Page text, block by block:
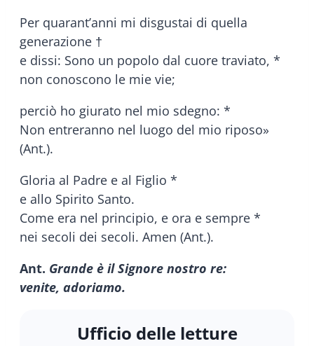
Per quarant’anni mi disgustai di quella
generazione †
e dissi: Sono un popolo dal cuore traviato, *
non conoscono le mie vie;
perciò ho giurato nel mio sdegno: *
Non entreranno nel luogo del mio riposo»
(Ant.).
Gloria al Padre e al Figlio *
e allo Spirito Santo.
Come era nel principio, e ora e sempre *
nei secoli dei secoli. Amen (Ant.).
Ant. Grande è il Signore nostro re:
venite, adoriamo.
Ufficio delle letture